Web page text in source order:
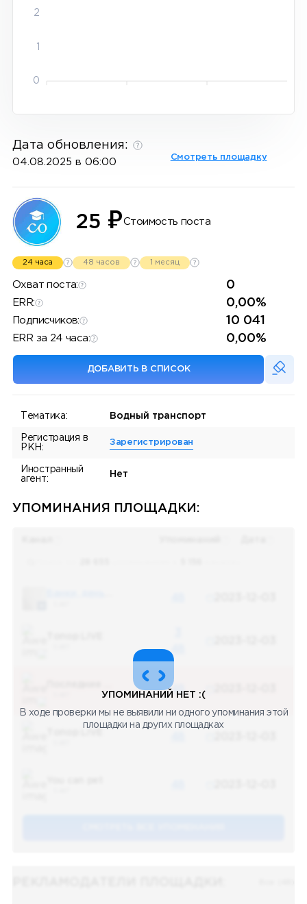
2
1
0
Дата обновления:
04.08.2025 в 06:00 Смотреть площадку
25 ₽Стоимость поста
24 часа 48 часов 1 месяц
Охват поста: 0
ERR: 0,00%
Подписчиков: 10 041
ERR за 24 часа: 0,00%
ДОБАВИТЬ В СПИСОК
Тематика: Водный транспорт
Регистрация в
РКН:
Зарегистрирован
Иностранный
агент:
Нет
УПОМИНАНИЯ ПЛОЩАДКИ:
48
48
УПОМИНАНИЙ НЕТ :(
В ходе проверки мы не выявили ни одного упоминания этой
площадки на других площадках